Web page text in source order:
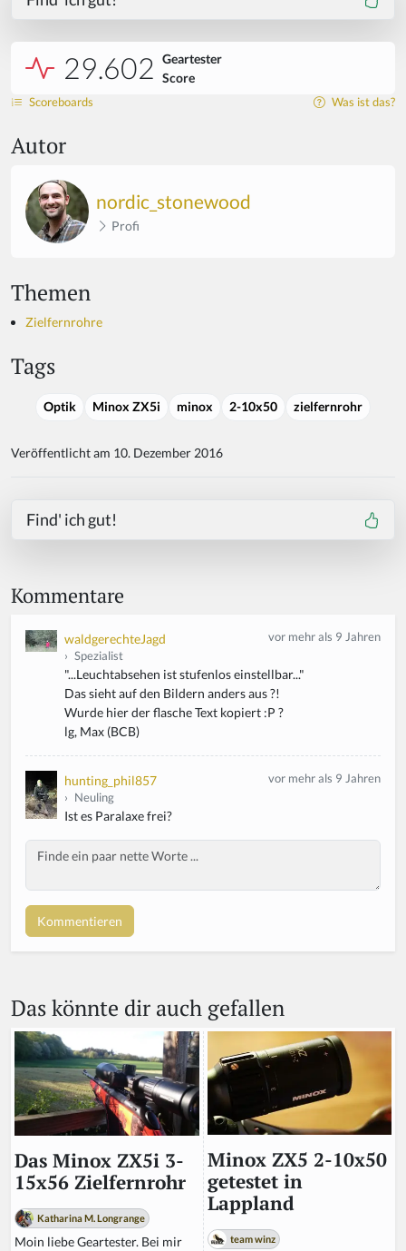
29.602 Geartester
Score
Scoreboards Was ist das?
Autor
nordic_stonewood
Profi
Themen
Zielfernrohre
Tags
Optik Minox ZX5i minox 2-10x50 zielfernrohr
Veröffentlicht am 10. Dezember 2016
Find' ich gut!
Kommentare
waldgerechteJagd
› Spezialist
vor mehr als 9 Jahren
"...Leuchtabsehen ist stufenlos einstellbar..."
Das sieht auf den Bildern anders aus ?!
Wurde hier der flasche Text kopiert :P ?
lg, Max (BCB)
hunting_phil857
› Neuling
vor mehr als 9 Jahren
Ist es Paralaxe frei?
Body
Das könnte dir auch gefallen
Das Minox ZX5i 3-
15x56 Zielfernrohr
Katharina M. Longrange
Moin liebe Geartester. Bei mir
Minox ZX5 2-10x50
getestet in
Lappland
team winz